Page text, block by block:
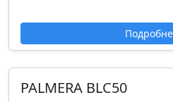
PALMERA BLC50